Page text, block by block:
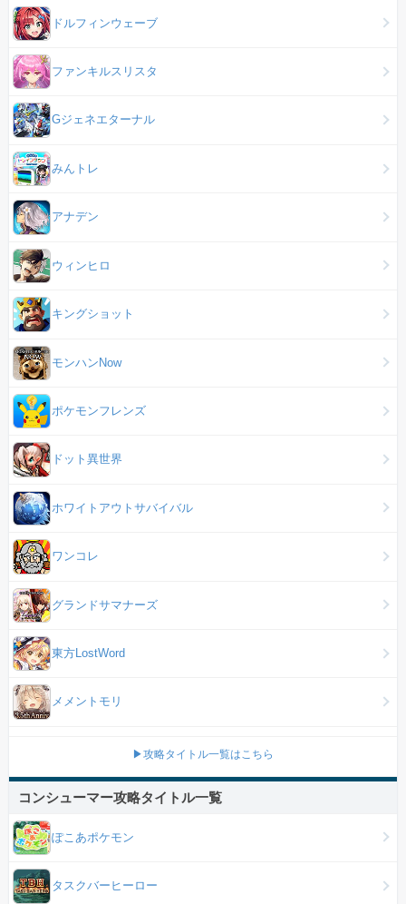
ドルフィンウェーブ
ファンキルスリスタ
Gジェネエターナル
みんトレ
アナデン
ウィンヒロ
キングショット
モンハンNow
ポケモンフレンズ
ドット異世界
ホワイトアウトサバイバル
ワンコレ
グランドサマナーズ
東方LostWord
メメントモリ
▶攻略タイトル一覧はこちら
コンシューマー攻略タイトル一覧
ぽこあポケモン
タスクバーヒーロー